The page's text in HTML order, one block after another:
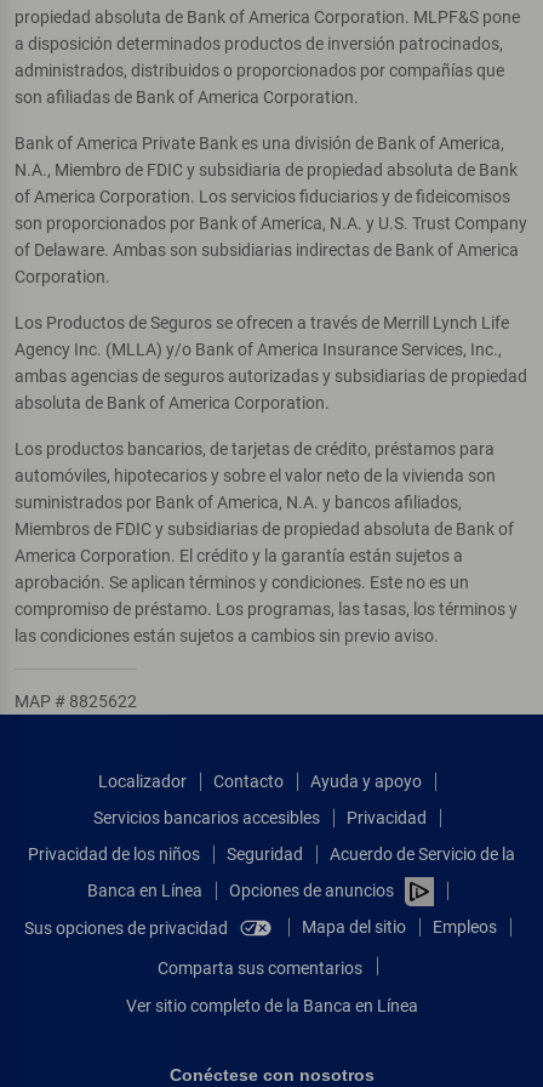
propiedad absoluta de Bank of America Corporation. MLPF&S pone
a disposición determinados productos de inversión patrocinados,
administrados, distribuidos o proporcionados por compañías que
son afiliadas de Bank of America Corporation.
Bank of America Private Bank es una división de Bank of America,
N.A., Miembro de FDIC y subsidiaria de propiedad absoluta de Bank
of America Corporation. Los servicios fiduciarios y de fideicomisos
son proporcionados por Bank of America, N.A. y U.S. Trust Company
of Delaware. Ambas son subsidiarias indirectas de Bank of America
Corporation.
Los Productos de Seguros se ofrecen a través de Merrill Lynch Life
Agency Inc. (MLLA) y/o Bank of America Insurance Services, Inc.,
ambas agencias de seguros autorizadas y subsidiarias de propiedad
absoluta de Bank of America Corporation.
Los productos bancarios, de tarjetas de crédito, préstamos para
automóviles, hipotecarios y sobre el valor neto de la vivienda son
suministrados por Bank of America, N.A. y bancos afiliados,
Miembros de FDIC y subsidiarias de propiedad absoluta de Bank of
America Corporation. El crédito y la garantía están sujetos a
aprobación. Se aplican términos y condiciones. Este no es un
compromiso de préstamo. Los programas, las tasas, los términos y
las condiciones están sujetos a cambios sin previo aviso.
MAP # 8825622
Localizador Contacto
Ayuda y apoyo
Servicios bancarios accesibles
Privacidad
Privacidad de los niños
Seguridad
Acuerdo de Servicio de la
Banca en Línea
Opciones de anuncios
Sus opciones de privacidad
Mapa del sitio Empleos
Comparta sus comentarios
Ver sitio completo de la Banca en Línea
Conéctese con nosotros